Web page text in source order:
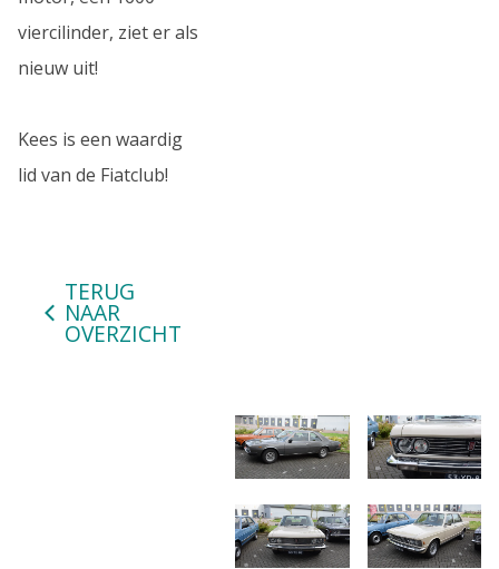
viercilinder, ziet er als
nieuw uit!
Kees is een waardig
lid van de Fiatclub!
TERUG
NAAR
OVERZICHT